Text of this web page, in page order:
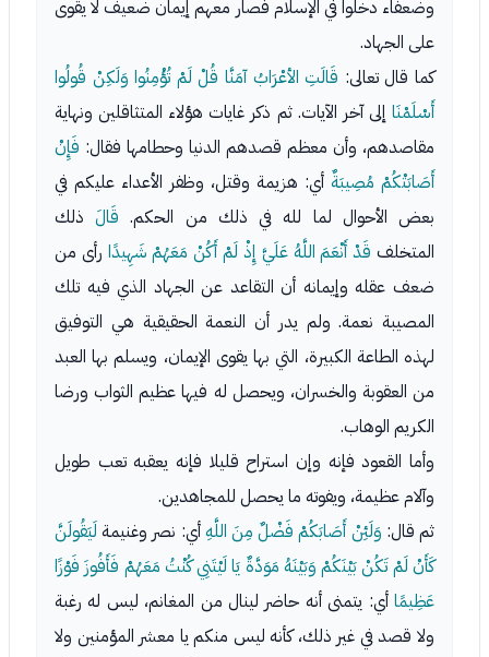
وضعفاء دخلوا في الإسلام فصار معهم إيمان ضعيف لا يقوى
على الجهاد.
كما قال تعالى: قَالَتِ الأعْرَابُ آمَنَّا قُلْ لَمْ تُؤْمِنُوا وَلَكِنْ قُولُوا
أَسْلَمْنَا إلى آخر الآيات. ثم ذكر غايات هؤلاء المتثاقلين ونهاية
مقاصدهم، وأن معظم قصدهم الدنيا وحطامها فقال: فَإِنْ
أَصَابَتْكُمْ مُصِيبَةٌ أي: هزيمة وقتل، وظفر الأعداء عليكم في
بعض الأحوال لما لله في ذلك من الحكم. قَالَذلك
المتخلف قَدْ أَنْعَمَ اللَّهُ عَلَيَّ إِذْ لَمْ أَكُنْ مَعَهُمْ شَهِيدًا رأى من
ضعف عقله وإيمانه أن التقاعد عن الجهاد الذي فيه تلك
المصيبة نعمة. ولم يدر أن النعمة الحقيقية هي التوفيق
لهذه الطاعة الكبيرة، التي بها يقوى الإيمان، ويسلم بها العبد
من العقوبة والخسران، ويحصل له فيها عظيم الثواب ورضا
الكريم الوهاب.
وأما القعود فإنه وإن استراح قليلا فإنه يعقبه تعب طويل
وآلام عظيمة، ويفوته ما يحصل للمجاهدين.
ثم قال: وَلَئِنْ أَصَابَكُمْ فَضْلٌ مِنَ اللَّهِأي: نصر وغنيمة لَيَقُولَنَّ
كَأَنْ لَمْ تَكُنْ بَيْنَكُمْ وَبَيْنَهُ مَوَدَّةٌ يَا لَيْتَنِي كُنْتُ مَعَهُمْ فَأَفُوزَ فَوْزًا
عَظِيمًا أي: يتمنى أنه حاضر لينال من المغانم، ليس له رغبة
ولا قصد في غير ذلك، كأنه ليس منكم يا معشر المؤمنين ولا